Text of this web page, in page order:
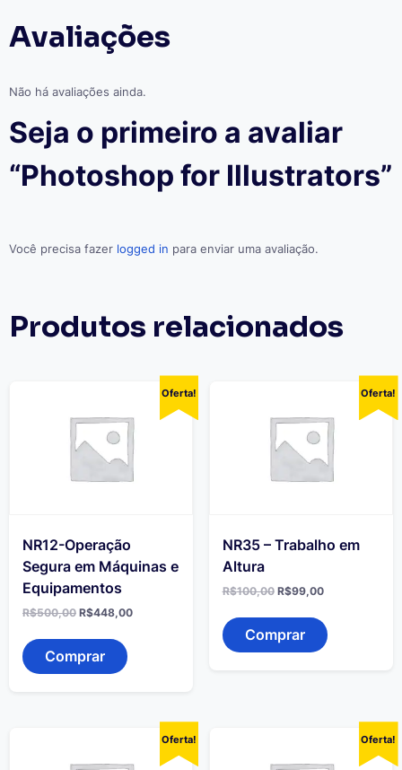
Avaliações
Não há avaliações ainda.
Seja o primeiro a avaliar
“Photoshop for Illustrators”
Você precisa fazer logged in para enviar uma avaliação.
Produtos relacionados
Oferta!
NR12-Operação
Segura em Máquinas e
Equipamentos
R$500,00 O
original
era:
R$500,00.
R$448,00O
Comprar
Oferta!
NR35 – Trabalho em
Altura
R$100,00 O
original
era:
R$100,00.
R$99,00O
é:
R$99,00.
Comprar
Oferta! Oferta!